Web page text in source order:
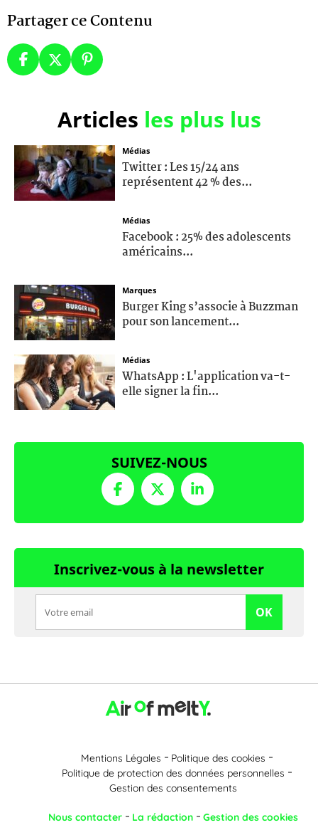
Partager ce Contenu
Articles les plus lus
Médias
Twitter : Les 15/24 ans
représentent 42 % des...
Médias
Facebook : 25% des adolescents
américains...
Marques
Burger King s’associe à Buzzman
pour son lancement...
Médias
WhatsApp : L'application va-t-
elle signer la fin...
SUIVEZ-NOUS
Inscrivez-vous à la newsletter
OK
Mentions Légales
Politique des cookies
Politique de protection des données personnelles
Gestion des consentements
Nous contacter La rédaction Gestion des cookies